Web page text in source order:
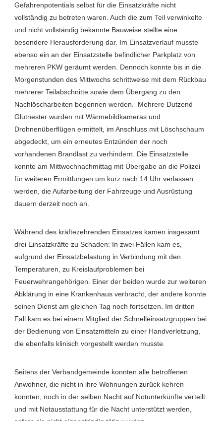
Gefahrenpotentials selbst für die Einsatzkräfte nicht
vollständig zu betreten waren. Auch die zum Teil verwinkelte
und nicht vollständig bekannte Bauweise stellte eine
besondere Herausforderung dar. Im Einsatzverlauf musste
ebenso ein an der Einsatzstelle befindlicher Parkplatz von
mehreren PKW geräumt werden. Dennoch konnte bis in die
Morgenstunden des Mittwochs schrittweise mit dem Rückbau
mehrerer Teilabschnitte sowie dem Übergang zu den
Nachlöscharbeiten begonnen werden. Mehrere Dutzend
Glutnester wurden mit Wärmebildkameras und
Drohnenüberflügen ermittelt, im Anschluss mit Löschschaum
abgedeckt, um ein erneutes Entzünden der noch
vorhandenen Brandlast zu verhindern. Die Einsatzstelle
konnte am Mittwochnachmittag mit Übergabe an die Polizei
für weiteren Ermittlungen um kurz nach 14 Uhr verlassen
werden, die Aufarbeitung der Fahrzeuge und Ausrüstung
dauern derzeit noch an.
Während des kräftezehrenden Einsatzes kamen insgesamt
drei Einsatzkräfte zu Schaden: In zwei Fällen kam es,
aufgrund der Einsatzbelastung in Verbindung mit den
Temperaturen, zu Kreislaufproblemen bei
Feuerwehrangehörigen. Einer der beiden wurde zur weiteren
Abklärung in eine Krankenhaus verbracht, der andere konnte
seinen Dienst am gleichen Tag noch fortsetzen. Im dritten
Fall kam es bei einem Mitglied der Schnelleinsatzgruppen bei
der Bedienung von Einsatzmitteln zu einer Handverletzung,
die ebenfalls klinisch vorgestellt werden musste.
Seitens der Verbandgemeinde konnten alle betroffenen
Anwohner, die nicht in ihre Wohnungen zurück kehren
konnten, noch in der selben Nacht auf Notunterkünfte verteilt
und mit Notausstattung für die Nacht unterstützt werden,